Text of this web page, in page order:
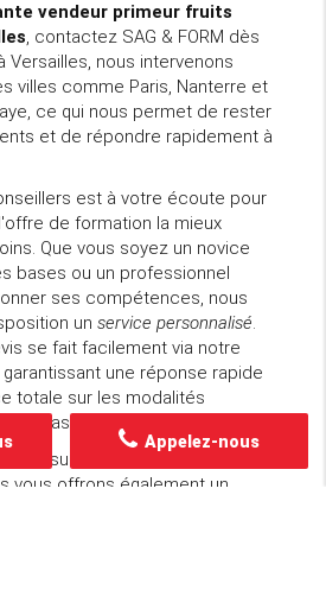
vendeur primeur fruits
, contactez SAG & FORM dès
Versailles, nous intervenons
villes comme Paris, Nanterre et
ce qui nous permet de rester
et de répondre rapidement à
est à votre écoute pour
de formation la mieux
Que vous soyez un novice
bases ou un professionnel
ses compétences, nous
un service personnalisé.
se fait facilement via notre
une réponse rapide
totale sur les modalités
associés.
sur les modalités
vous offrons également un
Appelez-nous